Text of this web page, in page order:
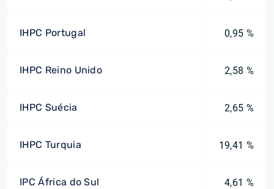
IHPC Portugal 0,95 %
IHPC Reino Unido 2,58 %
IHPC Suécia 2,65 %
IHPC Turquia 19,41 %
IPC África do Sul 4,61 %